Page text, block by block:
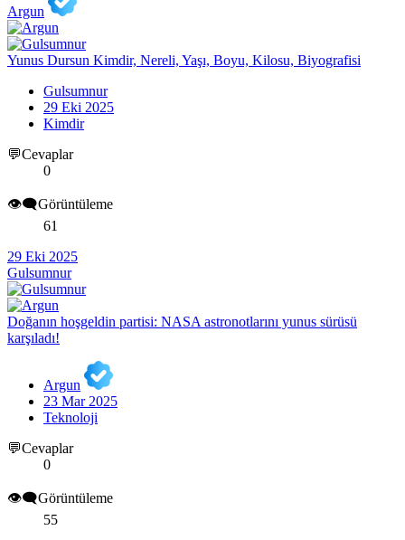
Argun
Yunus Dursun Kimdir, Nereli, Yaşı, Boyu, Kilosu, Biyografisi
Gulsumnur
29 Eki 2025
Kimdir
💬Cevaplar
0
👁️‍🗨️Görüntüleme
61
29 Eki 2025
Gulsumnur
Doğanın hoşgeldin partisi: NASA astronotlarını yunus sürüsü
karşıladı!
Argun
23 Mar 2025
Teknoloji
💬Cevaplar
0
👁️‍🗨️Görüntüleme
55